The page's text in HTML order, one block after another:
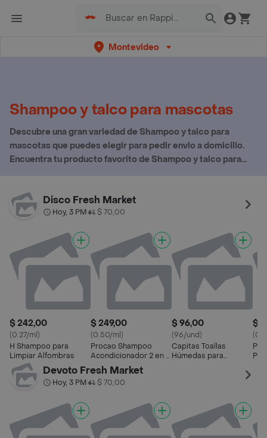
Montevideo
Shampoo y talco para mascotas
Descubre una gran variedad de Shampoo y talco para
mascotas que puedes elegir para pedir envio a domicilio.
Encuentra tu producto favorito de Shampoo y talco para
Disco Fresh Market
Hoy, 3 PM• $ 70,00
$ 242,00
(0.27/ml)
H Shampoo para
Limpiar Alfombras
$ 249,00
(0.50/ml)
Procao Shampoo
Acondicionador 2 en 1
para Perro
$ 96,00
(96/und)
Capitas Toallas
Húmedas para
$
Devoto Fresh Market
Hoy, 3 PM• $ 70,00